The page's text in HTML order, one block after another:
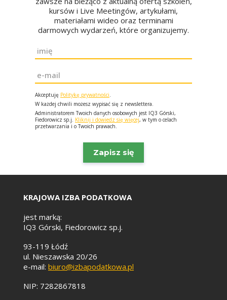
kursów i Live Meetingów, artykułami,
materiałami wideo oraz terminami
darmowych wydarzeń, które organizujemy.
Imię
*
Email
*
Akceptuję Politykę prywatności.
W każdej chwili możesz wypisać się z newslettera.
Administratorem Twoich danych osobowych jest IQ3 Górski,
Fiedorowicz sp.j. Kliknij i dowiedz się więcej, w tym o celach
przetwarzania i o Twoich prawach.
KRAJOWA IZBA PODATKOWA
jest marką:
IQ3 Górski, Fiedorowicz sp.j.
93-119 Łódź
ul. Nieszawska 20/26
e-mail: biuro@izbapodatkowa.pl
NIP: 7282867818